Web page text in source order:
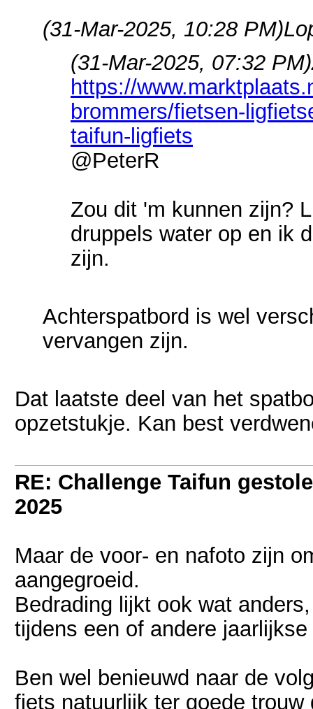
(31-Mar-2025, 10:28 PM)
(31-Mar-2025, 07:32 PM)
https://
brommers/fietsen-
taifun-ligfiets
@PeterR
Zou dit 'm kunnen zijn?
druppels water op en ik
zijn.
Achterspatbord is wel
vervangen zijn.
Dat laatste deel van het
opzetstukje. Kan best
RE: Challenge Taifun
2025
Maar de voor- en nafoto zijn
aangegroeid.
Bedrading lijkt ook wat
tijdens een of andere
Ben wel benieuwd naar de
fiets natuurlijk ter goede